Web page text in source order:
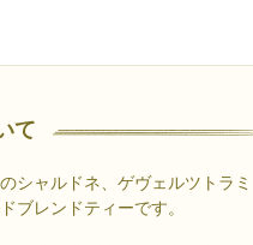
て
シャルドネ、ゲヴェルツトラミ
ブレンドティーです。